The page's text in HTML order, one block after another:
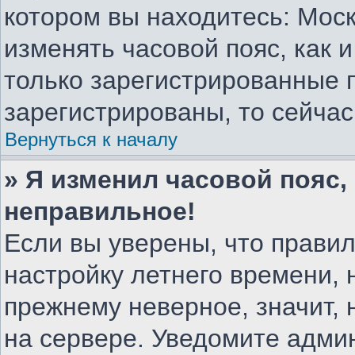
котором вы находитесь:
изменять часовой пояс, как
только
зарегистрированы, то
Вернуться к началу
» Я изменил часовой
неправильное!
Если вы уверены, что
настройку летнего
прежнему неверное, значит,
на сервере. Уведомите